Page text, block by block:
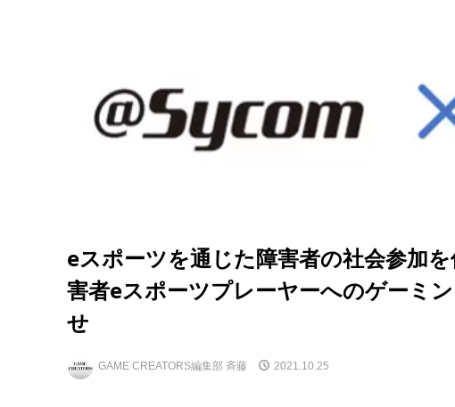
eスポーツを通じた障害者の社会参加
害者eスポーツプレーヤーへのゲーミ
せ
GAME CREATORS編集部 斉藤 2021.10.25